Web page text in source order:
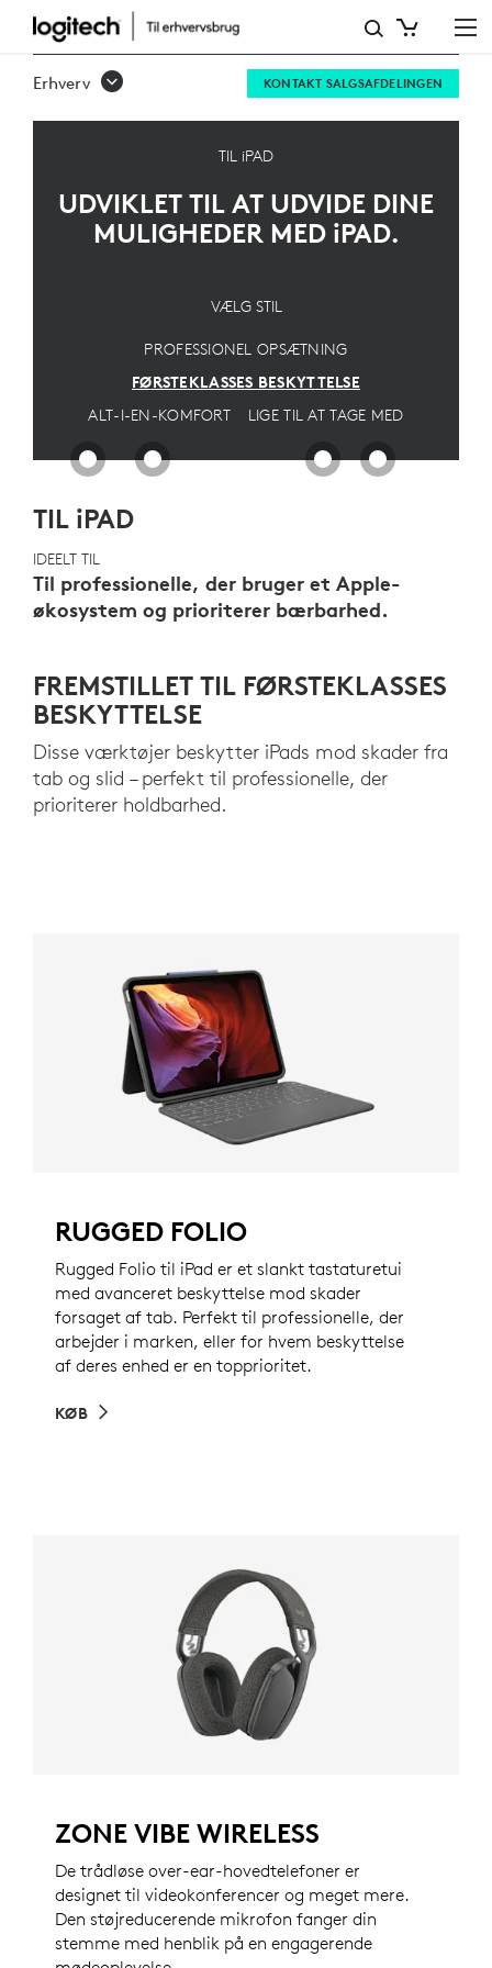
FØRSTEKLASSES
IPAD-
LØSNING
ULTIMATIV
BESKYTTELSE
PROFESSIONELLE
LOGITECH
Erhverv KONTAKT SALGSAFDELINGEN
TIL iPAD
UDVIKLET TIL AT UDVIDE DINE
MULIGHEDER MED iPAD.
VÆLG STIL
PROFESSIONEL OPSÆTNING
FØRSTEKLASSES BESKYTTELSE
ALT-I-EN-KOMFORT
LIGE TIL AT TAGE MED
TIL iPAD
IDEELT TIL
Til professionelle, der bruger et Apple-
økosystem og prioriterer bærbarhed.
FREMSTILLET TIL FØRSTEKLASSES
BESKYTTELSE
Disse værktøjer beskytter iPads mod skader fra
tab og slid – perfekt til professionelle, der
prioriterer holdbarhed.
RUGGED FOLIO
Rugged Folio til iPad er et slankt tastaturetui
med avanceret beskyttelse mod skader
forsaget af tab. Perfekt til professionelle, der
arbejder i marken, eller for hvem beskyttelse
af deres enhed er en topprioritet.
KØB
ZONE VIBE WIRELESS
De trådløse over-ear-hovedtelefoner er
designet til videokonferencer og meget mere.
Den støjreducerende mikrofon fanger din
stemme med henblik på en engagerende